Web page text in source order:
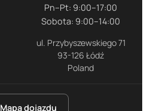
Pn–Pt: 9:00–17:00
Sobota: 9:00–14:00
ul. Przybyszewskiego 71
93-126 Łódź
Poland
Mapa dojazdu